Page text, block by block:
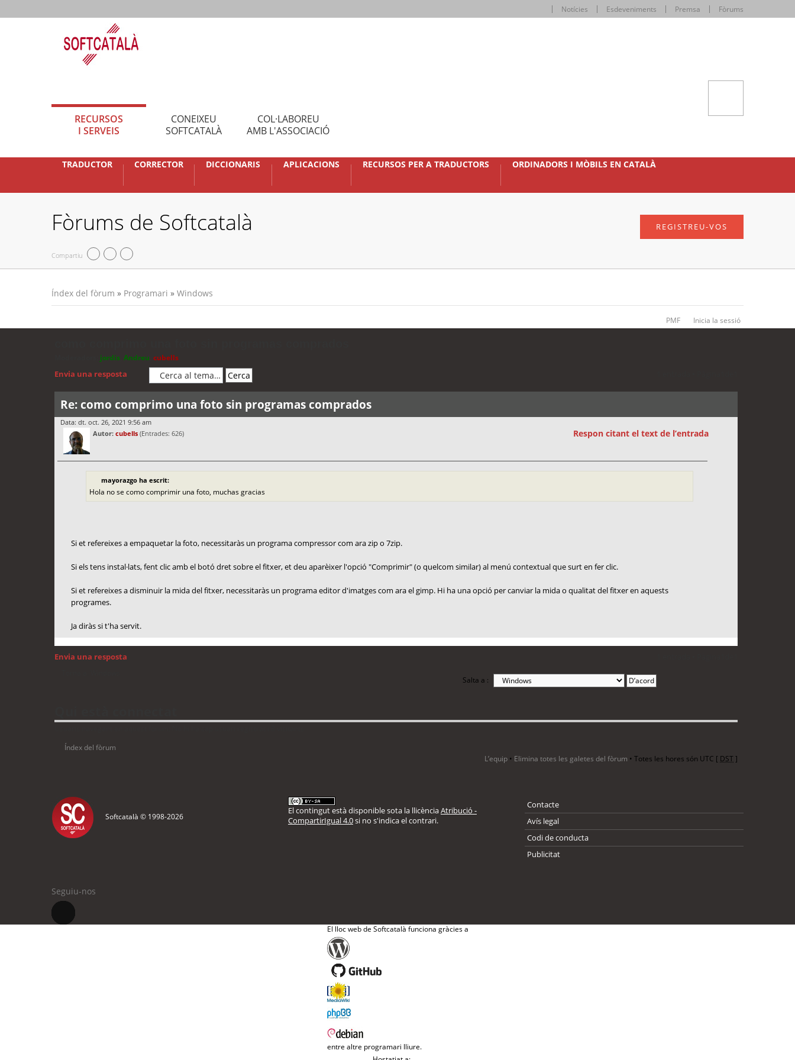
Notícies Esdeveniments Premsa Fòrums
RECURSOS
I SERVEIS
CONEIXEU
SOFTCATALÀ
COL·LABOREU
AMB L'ASSOCIACIÓ
TRADUCTOR CORRECTOR DICCIONARIS APLICACIONS RECURSOS PER A TRADUCTORS ORDINADORS I MÒBILS EN CATALÀ
Fòrums de Softcatalà
Compartiu
REGISTREU-VOS
Índex del fòrum » Programari » Windows
PMF Inicia la sessió
jordis Andreu cubells
Envia una resposta
Re: como comprimo una foto sin programas comprados
Data: dt. oct. 26, 2021 9:56 am
Autor: cubells (Entrades: 626) Respon citant el text de l’entrada
mayorazgo ha escrit:
Hola no se como comprimir una foto, muchas gracias
Si et refereixes a empaquetar la foto, necessitaràs un programa compressor com ara zip o 7zip.
Si els tens instal·lats, fent clic amb el botó dret sobre el fitxer, et deu aparèixer l'opció "Comprimir" (o quelcom similar) al menú contextual que surt en fer clic.
Si et refereixes a disminuir la mida del fitxer, necessitaràs un programa editor d'imatges com ara el gimp. Hi ha una opció per canviar la mida o qualitat del fitxer en aquests
programes.
Ja diràs si t'ha servit.
Envia una resposta
Salta a :
Índex del fòrum
L’equip • Elimina totes les galetes del fòrum • Totes les hores són UTC [ DST]
Softcatalà © 1998-2026
El contingut està disponible sota la llicènciaAtribució -
CompartirIgual 4.0si no s'indica el contrari.
Contacte
Avís legal
Codi de conducta
Publicitat
Seguiu-nos
El lloc web de Softcatalà funciona gràcies a
entre altre programari lliure.